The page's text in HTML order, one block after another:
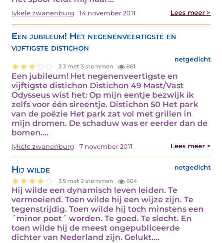
lykele zwanenburg 14 november 2011 Lees meer >
Een jubileum! Het negenenveertigste en
vijftigste distichon
netgedicht
3.3 met 3 stemmen 861
Een jubileum! Het negenenveertigste en
vijftigste distichon Distichon 49 Mast/Vast
Odysseus wist het: Op mijn eentje bezwijk ik
zelfs voor één sireentje. Distichon 50 Het park
van de poëzie Het park zat vol met grillen in
mijn dromen. De schaduw was er eerder dan de
bomen.…
lykele zwanenburg 7 november 2011 Lees meer >
Hij wilde netgedicht
3.5 met 2 stemmen 604
Hij wilde een dynamisch leven leiden. Te
vermoeiend. Toen wilde hij een wijze zijn. Te
tegenstrijdig. Toen wilde hij toch minstens een
´minor poet´ worden. Te goed. Te slecht. En
toen wilde hij de meest ongepubliceerde
dichter van Nederland zijn. Gelukt.…